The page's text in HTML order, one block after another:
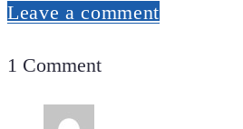
Leave a comment
1 Comment